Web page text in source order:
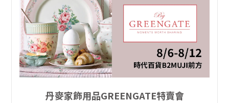
丹麥家飾用品GREENGATE特賣會